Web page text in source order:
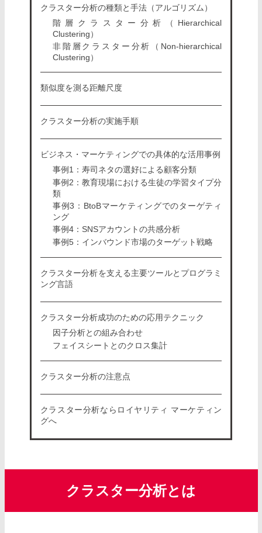
クラスター分析の種類と手法（アルゴリズム）
階層クラスター分析（Hierarchical
Clustering）
非階層クラスター分析（Non-hierarchical
Clustering）
類似度を測る距離尺度
クラスター分析の実施手順
ビジネス・マーケティングでの具体的な活用事例
事例1：寿司ネタの選好による顧客分類
事例2：教育現場における生徒の学習タイプ分
類
事例3：BtoBマーケティングでのターゲティ
ング
事例4：SNSアカウントの共感分析
事例5：インバウンド市場のターゲット戦略
クラスター分析を支える主要ツールとプログラミ
ング言語
クラスター分析成功のための応用テクニック
因子分析との組み合わせ
フェイスシートとのクロス集計
クラスター分析の注意点
クラスター分析ならロイヤリティ マーケティン
グへ
クラスター分析とは